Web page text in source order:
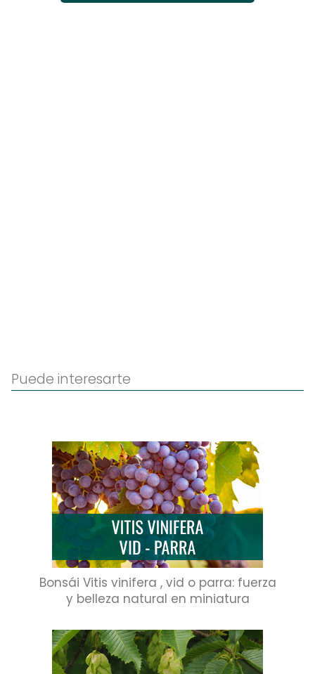
Puede interesarte
Bonsái Vitis vinifera , vid o parra: fuerza
y belleza natural en miniatura